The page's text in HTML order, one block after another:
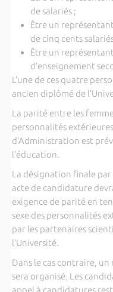
de salariés ;
Être un
de cinq cents
Être un
d’enseignement
L’une de ces quatre
ancien diplômé de
La parité entre les
personnalités
d’Administration est
l’éducation.
La désignation finale
acte de candidature
exigence de parité en
sexe des personnalités
par les partenaires
l’Université.
Dans le cas contraire,
sera organisé. Les
appel à candidatures